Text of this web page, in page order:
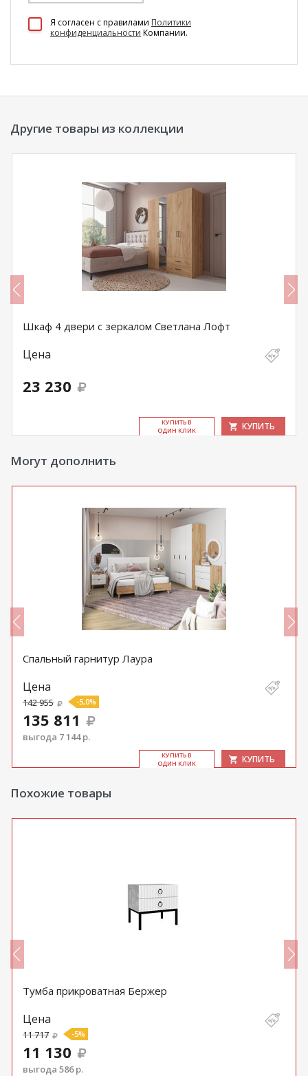
Я согласен c правилами Политики
конфиденциальности Компании.
Другие товары из коллекции
Шкаф 4 двери с зеркалом Светлана Лофт
Цена
23 230
КУ­ПИТЬ В
ОДИН КЛИК
КУПИТЬ
Могут дополнить
Спальный гарнитур Лаура
Цена
142 955 -5,0%
135 811
выгода 7 144 р.
КУ­ПИТЬ В
ОДИН КЛИК
КУПИТЬ
Похожие товары
Тумба прикроватная Бержер
Цена
11 717 -5%
11 130
выгода 586 р.